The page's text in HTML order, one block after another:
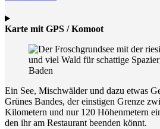
Karte mit GPS / Komoot
Ein See, Mischwälder und dazu etwas
Grünes Bandes, der einstigen Grenze
Kilometern und nur 120 Höhenmetern
den ihr am Restaurant beenden könnt.